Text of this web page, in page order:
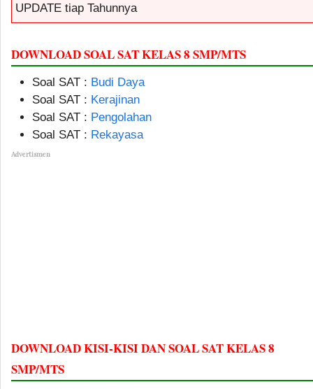
UPDATE tiap Tahunnya
DOWNLOAD SOAL SAT KELAS 8 SMP/MTS
Soal SAT : Budi Daya
Soal SAT : Kerajinan
Soal SAT : Pengolahan
Soal SAT : Rekayasa
Advertismen
DOWNLOAD KISI-KISI DAN SOAL SAT KELAS 8
SMP/MTS